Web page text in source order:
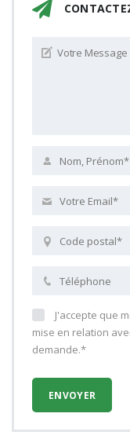
J'accepte que
mise en relation
demande.*